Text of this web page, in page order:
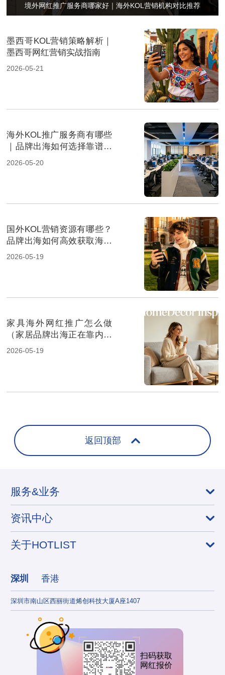
境外网红推广服务商哪家好｜海外KOL营销机构对比推荐
墨西哥KOL营销策略解析｜
墨西哥网红营销实战指南
2026-05-21
海外KOL推广服务商有哪些
｜品牌出海如何选择靠谱达
人营销公司
2026-05-20
国外KOL营销资源有哪些？
品牌出海如何高效获取海外
达人资源
2026-05-19
家具海外网红推广怎么做
（家居品牌出海正在靠内容
种草）
2026-05-19
返回顶部
服务&业务
资讯中心
关于HOTLIST
深圳 香港
深圳市南山区西丽街道烯创科技大厦A座1407
扫码获取
网红报价